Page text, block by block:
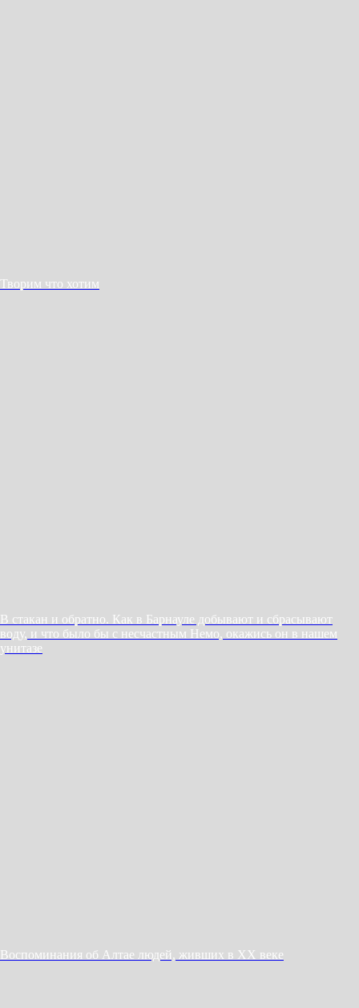
Творим что хотим
В стакан и обратно. Как в Барнауле добывают и сбрасывают
воду, и что было бы с несчастным Немо, окажись он в нашем
унитазе
Воспоминания об Алтае людей, живших в ХХ векe